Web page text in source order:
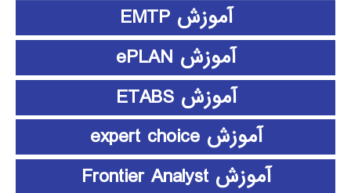
آموزش EMTP
آموزش ePLAN
آموزش ETABS
آموزش expert choice
آموزش Frontier Analyst